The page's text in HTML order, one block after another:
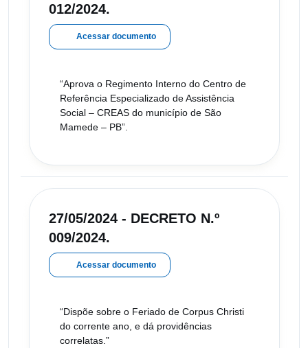
012/2024.
Acessar documento
“Aprova o Regimento Interno do Centro de
Referência Especializado de Assistência
Social – CREAS do município de São
Mamede – PB”.
27/05/2024 - DECRETO N.º
009/2024.
Acessar documento
“Dispõe sobre o Feriado de Corpus Christi
do corrente ano, e dá providências
correlatas.”